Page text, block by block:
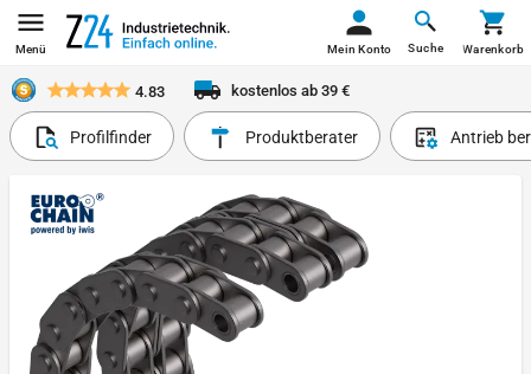
Menü Suche
Mein Konto Warenkorb
4.83 kostenlos ab 39 €
Profilfinder Produktberater Antrieb